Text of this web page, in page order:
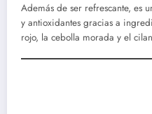
Además de ser refrescante, es
y antioxidantes gracias a
rojo, la cebolla morada y el